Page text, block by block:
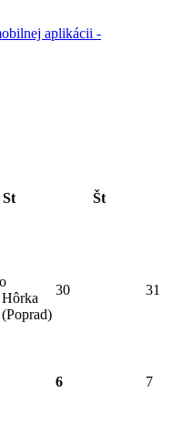
aplikácii -
St Št
Hôrka
(Poprad)
30 31
6
7